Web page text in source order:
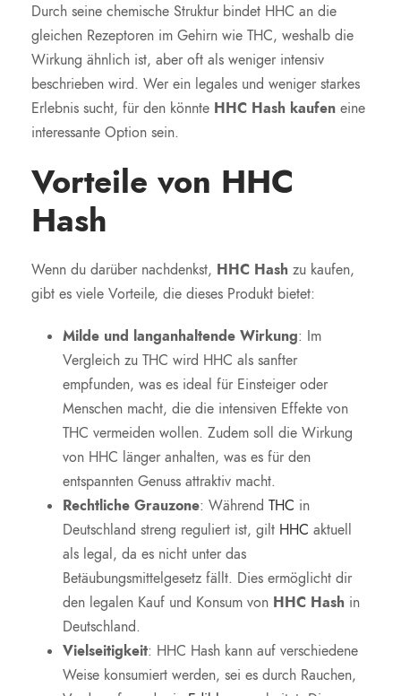
Durch seine chemische Struktur bindet HHC an die
gleichen Rezeptoren im Gehirn wie THC, weshalb die
Wirkung ähnlich ist, aber oft als weniger intensiv
beschrieben wird. Wer ein legales und weniger starkes
Erlebnis sucht, für den könnte HHC Hash kaufen eine
interessante Option sein.
Vorteile von HHC
Hash
Wenn du darüber nachdenkst, HHC Hash zu kaufen,
gibt es viele Vorteile, die dieses Produkt bietet:
Milde und langanhaltende Wirkung: Im
Vergleich zu THC wird HHC als sanfter
empfunden, was es ideal für Einsteiger oder
Menschen macht, die die intensiven Effekte von
THC vermeiden wollen. Zudem soll die Wirkung
von HHC länger anhalten, was es für den
entspannten Genuss attraktiv macht.
Rechtliche Grauzone: Während THC in
Deutschland streng reguliert ist, gilt HHC aktuell
als legal, da es nicht unter das
Betäubungsmittelgesetz fällt. Dies ermöglicht dir
den legalen Kauf und Konsum von HHC Hash in
Deutschland.
Vielseitigkeit: HHC Hash kann auf verschiedene
Weise konsumiert werden, sei es durch Rauchen,